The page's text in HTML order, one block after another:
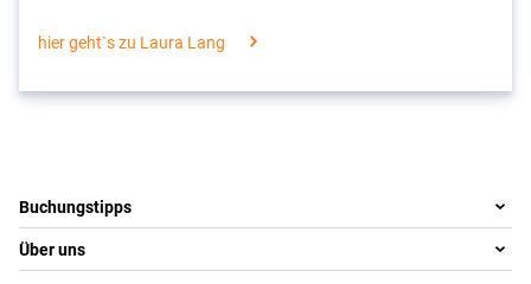
hier geht`s zu Laura Lang
Footer navigation
Buchungstipps
Warum im Reisebüro buchen
Über uns